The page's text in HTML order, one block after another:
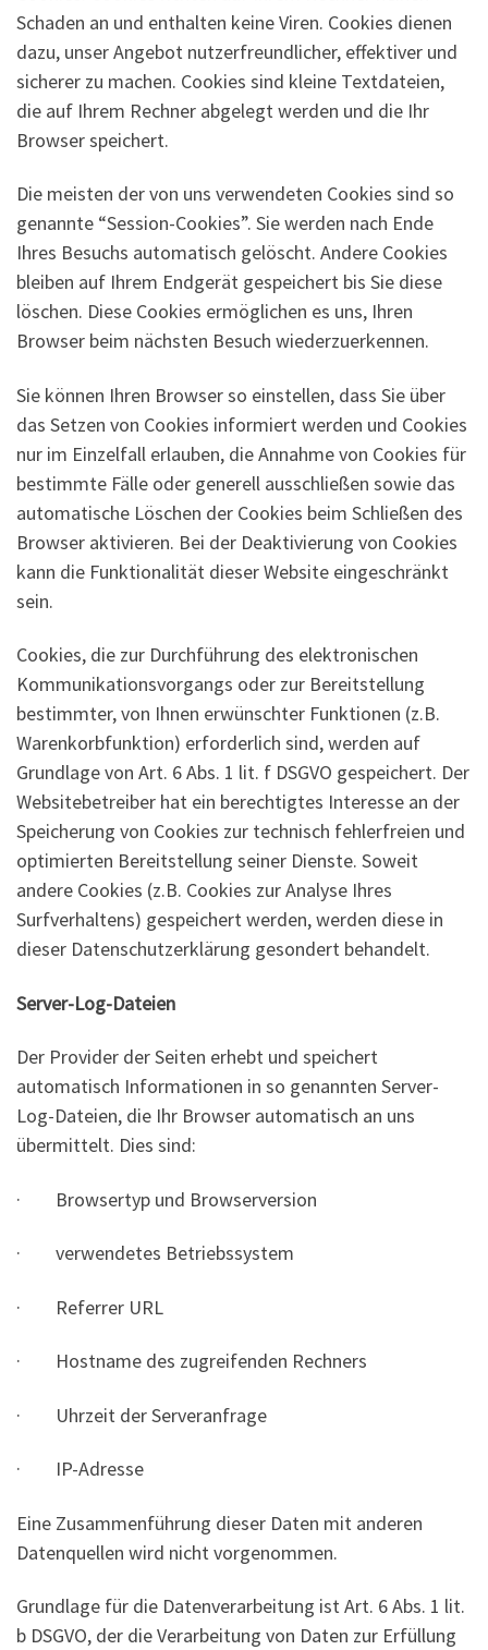
Schaden an und enthalten keine Viren. Cookies dienen
dazu, unser Angebot nutzerfreundlicher, effektiver und
sicherer zu machen. Cookies sind kleine Textdateien,
die auf Ihrem Rechner abgelegt werden und die Ihr
Browser speichert.
Die meisten der von uns verwendeten Cookies sind so
genannte “Session-Cookies”. Sie werden nach Ende
Ihres Besuchs automatisch gelöscht. Andere Cookies
bleiben auf Ihrem Endgerät gespeichert bis Sie diese
löschen. Diese Cookies ermöglichen es uns, Ihren
Browser beim nächsten Besuch wiederzuerkennen.
Sie können Ihren Browser so einstellen, dass Sie über
das Setzen von Cookies informiert werden und Cookies
nur im Einzelfall erlauben, die Annahme von Cookies für
bestimmte Fälle oder generell ausschließen sowie das
automatische Löschen der Cookies beim Schließen des
Browser aktivieren. Bei der Deaktivierung von Cookies
kann die Funktionalität dieser Website eingeschränkt
sein.
Cookies, die zur Durchführung des elektronischen
Kommunikationsvorgangs oder zur Bereitstellung
bestimmter, von Ihnen erwünschter Funktionen (z.B.
Warenkorbfunktion) erforderlich sind, werden auf
Grundlage von Art. 6 Abs. 1 lit. f DSGVO gespeichert. Der
Websitebetreiber hat ein berechtigtes Interesse an der
Speicherung von Cookies zur technisch fehlerfreien und
optimierten Bereitstellung seiner Dienste. Soweit
andere Cookies (z.B. Cookies zur Analyse Ihres
Surfverhaltens) gespeichert werden, werden diese in
dieser Datenschutzerklärung gesondert behandelt.
Server-Log-Dateien
Der Provider der Seiten erhebt und speichert
automatisch Informationen in so genannten Server-
Log-Dateien, die Ihr Browser automatisch an uns
übermittelt. Dies sind:
· Browsertyp und Browserversion
· verwendetes Betriebssystem
· Referrer URL
· Hostname des zugreifenden Rechners
· Uhrzeit der Serveranfrage
· IP-Adresse
Eine Zusammenführung dieser Daten mit anderen
Datenquellen wird nicht vorgenommen.
Grundlage für die Datenverarbeitung ist Art. 6 Abs. 1 lit.
b DSGVO, der die Verarbeitung von Daten zur Erfüllung